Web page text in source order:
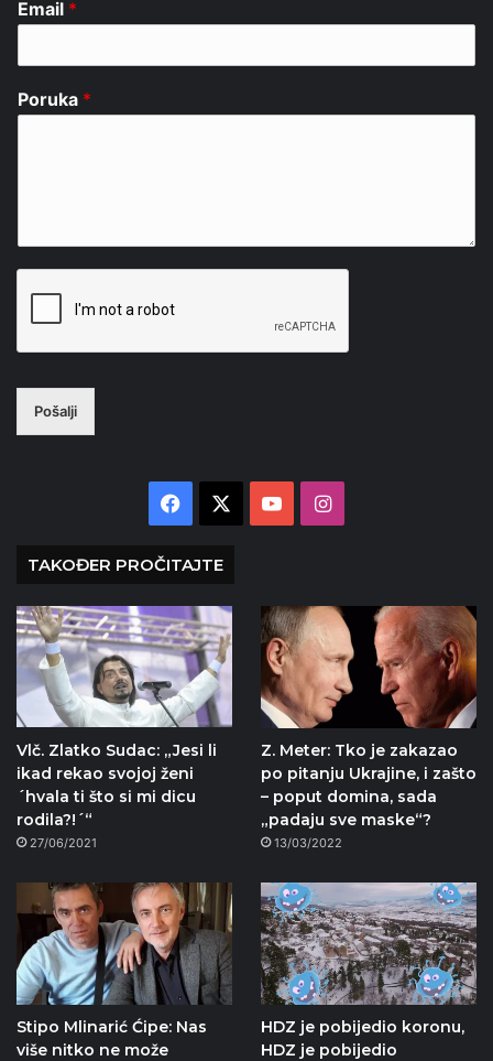
Email *
Poruka *
Pošalji
Facebook YouTubeInstagram
TAKOĐER PROČITAJTE
Vlč. Zlatko Sudac: „Jesi li
ikad rekao svojoj ženi
´hvala ti što si mi dicu
rodila?!´“
27/06/2021
Z. Meter: Tko je zakazao
po pitanju Ukrajine, i zašto
– poput domina, sada
„padaju sve maske“?
13/03/2022
Stipo Mlinarić Ćipe: Nas
više nitko ne može
HDZ je pobijedio koronu,
HDZ je pobijedio